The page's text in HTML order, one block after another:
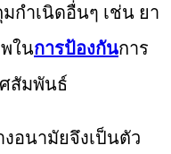
กำเนิดอื่นๆ เช่น ยา
ในการป้องกันการ
สัมพันธ์
อนามัยจึงเป็นตัว